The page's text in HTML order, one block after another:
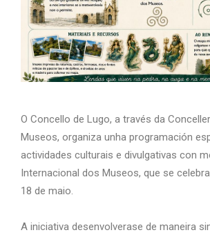
O Concello de Lugo, a través da
Museos, organiza unha programación
actividades culturais e divulgativas con
Internacional dos Museos, que se
18 de maio.
A iniciativa desenvolverase de maneira